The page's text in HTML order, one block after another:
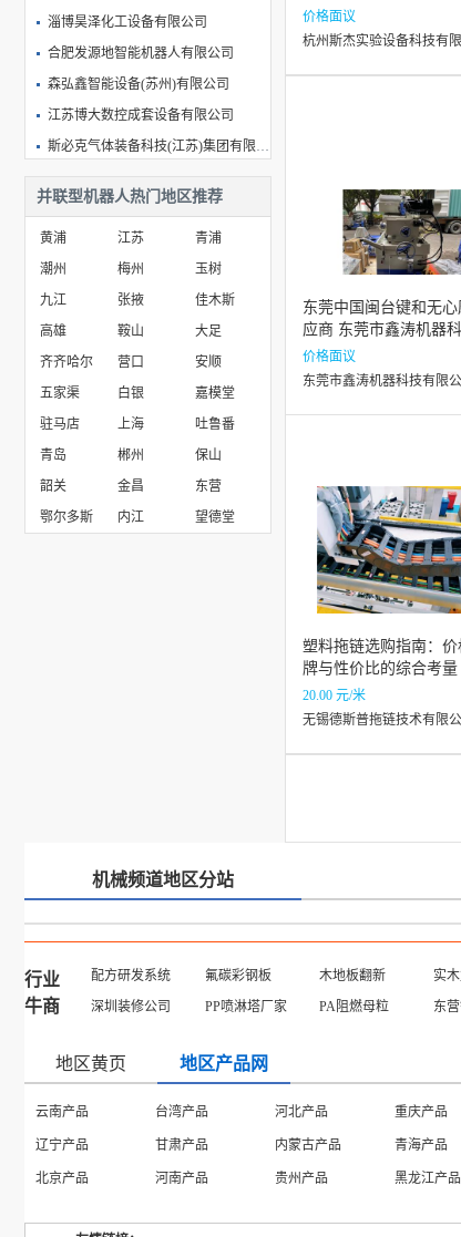
淄博昊泽化工设备有限公司
合肥发源地智能机器人有限公司
森弘鑫智能设备(苏州)有限公司
江苏博大数控成套设备有限公司
斯必克气体装备科技(江苏)集团有限公司
惠州市凌盛医疗科技有限公司
沈阳颉美通用设备有限公司
并联型机器人热门地区推荐
黄浦 江苏
青浦
潮州
梅州
玉树
九江
张掖
佳木斯
高雄
鞍山
大足
齐齐哈尔
营口
安顺
五家渠
白银
嘉模堂
驻马店
上海
吐鲁番
青岛
郴州
保山
韶关
金昌
东营
鄂尔多斯
内江 望德堂
价格面议
杭州斯杰实验设备科技有
东莞中国闽台键和无
应商 东莞市鑫涛机器
应
价格面议
东莞市鑫涛机器科技有限
塑料拖链选购指南：价
牌与性价比的综合考量
20.00 元/米
无锡德斯普拖链技术有限
机械频道地区分站
行业
牛商
配方研发系统 氟碳彩钢板 木地板翻新 实木
深圳装修公司
PP喷淋塔厂家 PA阻燃母粒 东
地区黄页 地区产品网
云南产品 台湾产品 河北产品 重庆产品
辽宁产品 甘肃产品 内蒙古产品 青海产品
北京产品 河南产品 贵州产品 黑龙江产品